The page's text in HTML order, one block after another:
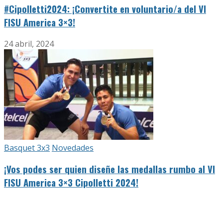
#Cipolletti2024: ¡Convertite en voluntario/a del VI
FISU America 3×3!
24 abril, 2024
Basquet 3x3 Novedades
¡Vos podes ser quien diseñe las medallas rumbo al VI
FISU America 3×3 Cipolletti 2024!